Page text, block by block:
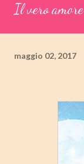
Il vero
maggio 02, 2017